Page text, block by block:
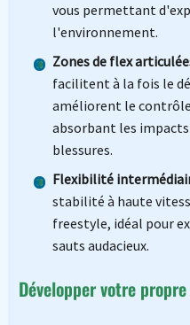
vous permettant
l'environnement.
Zones de flex
facilitent à la fois le
améliorent le
absorbant les impacts
blessures.
Flexibilité
stabilité à haute
freestyle, idéal pour
sauts audacieux.
Développer votre